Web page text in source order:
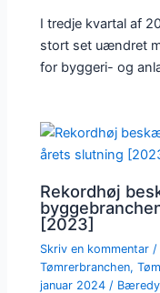
I tredje kvartal af
stort set uændret
for byggeri- og
Rekordhøj
[2023]
Skriv en kommentar /
Tømrerbranchen,
januar 2024 /